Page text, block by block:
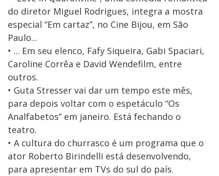
do diretor Miguel Rodrigues, integra a mostra
especial “Em cartaz”, no Cine Bijou, em São
Paulo...
• ... Em seu elenco, Fafy Siqueira, Gabi Spaciari,
Caroline Corrêa e David Wendefilm, entre
outros.
• Guta Stresser vai dar um tempo este mês,
para depois voltar com o espetáculo “Os
Analfabetos” em janeiro. Está fechando o
teatro.
• A cultura do churrasco é um programa que o
ator Roberto Birindelli está desenvolvendo,
para apresentar em TVs do sul do país.